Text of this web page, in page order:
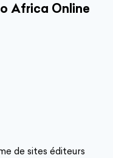
Africa Online
de sites éditeurs